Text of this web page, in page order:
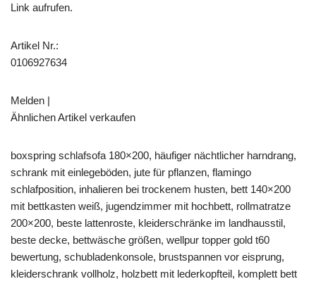
Link aufrufen.
Artikel Nr.:
0106927634
Melden |
Ähnlichen Artikel verkaufen
boxspring schlafsofa 180×200, häufiger nächtlicher harndrang,
schrank mit einlegeböden, jute für pflanzen, flamingo
schlafposition, inhalieren bei trockenem husten, bett 140×200
mit bettkasten weiß, jugendzimmer mit hochbett, rollmatratze
200×200, beste lattenroste, kleiderschränke im landhausstil,
beste decke, bettwäsche größen, wellpur topper gold t60
bewertung, schubladenkonsole, brustspannen vor eisprung,
kleiderschrank vollholz, holzbett mit lederkopfteil, komplett bett